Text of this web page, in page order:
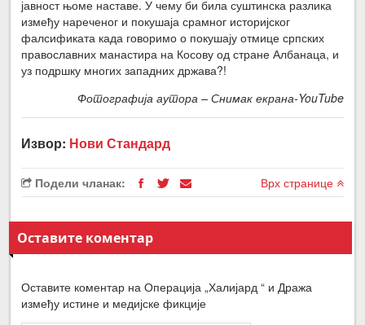
јавност њоме наставе. У чему би била суштинска разлика
између нареченог и покушаја срамног историјског
фалсификата када говоримо о покушају отмице српских
православних манастира на Косову од стране Албанаца, и
уз подршку многих западних држава?!
Фотографија аутора – Снимак екрана-YouTube
Извор: Нови Стандард
Подели чланак: Врх странице
Оставите коментар
Оставите коментар на Операција „Халијард “ и Дража
између истине и медијске фикције